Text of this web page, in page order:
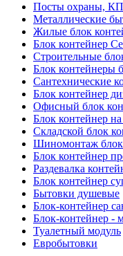
Посты охраны,
Металлические
Жилые блок
Блок контейнер
Строительные
Блок контейнеры
Сантехнические
Блок контейнер
Офисный блок
Блок контейнер
Складской блок
Шиномонтаж блок
Блок контейнер
Раздевалка
Блок контейнер
Бытовки душевые
Блок-контейнер
Блок-контейнер -
Туалетный модуль
Евробытовки